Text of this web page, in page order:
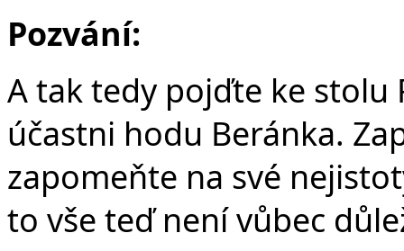
Pozvání:
A tak tedy pojďte ke stolu
účastni hodu Beránka.
zapomeňte na své
to vše teď není vůbec